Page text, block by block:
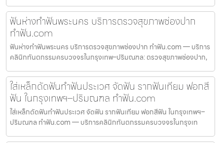
ฟันห่างทำฟันพระนคร บริการตรวจสุขภาพช่องปาก
ทำฟัน.com
ฟันห่างทำฟันพระนคร บริการตรวจสุขภาพช่องปาก ทำฟัน.com — บริการ
คลินิกทันตกรรมครบวงจรในกรุงเทพ–ปริมณฑล: ตรวจสุขภาพช่องปาก,
ใส่เหล็กดัดฟันทำฟันประเวศ จัดฟัน รากฟันเทียม ฟอกสี
ฟัน ในกรุงเทพฯ–ปริมณฑล ทำฟัน.com
ใส่เหล็กดัดฟันทำฟันประเวศ จัดฟัน รากฟันเทียม ฟอกสีฟัน ในกรุงเทพฯ–
ปริมณฑล ทำฟัน.com — บริการคลินิกทันตกรรมครบวงจรในกรุงเท